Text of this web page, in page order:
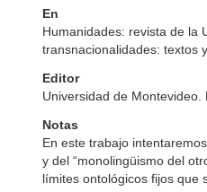
En
Humanidades: revista de la
transnacionalidades: textos
Editor
Universidad de
Notas
En este trabajo
y del “monolingüismo del
límites ontológicos fijos que